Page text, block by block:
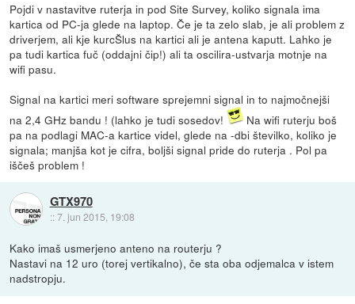
Pojdi v nastavitve ruterja in pod Site Survey, koliko signala ima
kartica od PC-ja glede na laptop. Če je ta zelo slab, je ali problem z
driverjem, ali kje kurcŠlus na kartici ali je antena kaputt. Lahko je
pa tudi kartica fuč (oddajni čip!) ali ta oscilira-ustvarja motnje na
wifi pasu.
Signal na kartici meri software sprejemni signal in to najmočnejši
na 2,4 GHz bandu ! (lahko je tudi sosedov!
Na wifi ruterju boš
pa na podlagi MAC-a kartice videl, glede na -dbi številko, koliko je
signala; manjša kot je cifra, boljši signal pride do ruterja . Pol pa
iščeš problem !
GTX970
::7. jun 2015, 19:08
Kako imaš usmerjeno anteno na routerju ?
Nastavi na 12 uro (torej vertikalno), če sta oba odjemalca v istem
nadstropju.